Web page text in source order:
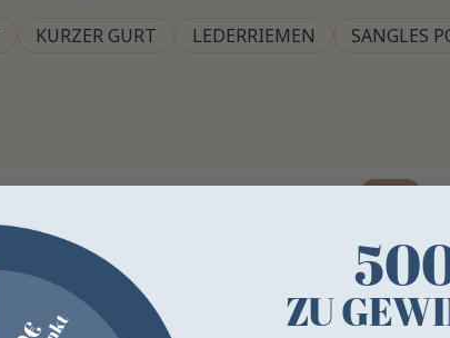
KURZER GURT LEDERRIEMEN SANGLES
-19%
ZU